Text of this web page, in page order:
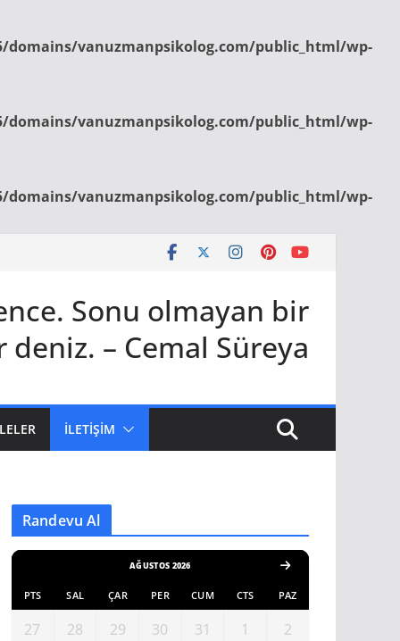
domains/vanuzmanpsikolog.com/public_html/wp-
domains/vanuzmanpsikolog.com/public_html/wp-
domains/vanuzmanpsikolog.com/public_html/wp-
Sonu olmayan bir
– Cemal Süreya
İLETIŞIM
Randevu Al
AĞUSTOS 2026
PTS SAL ÇAR PER CUM CTS PAZ
27 28 29 30 31 1 2